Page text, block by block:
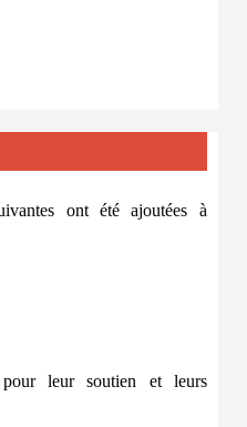
ont été ajoutées à
leur soutien et leurs